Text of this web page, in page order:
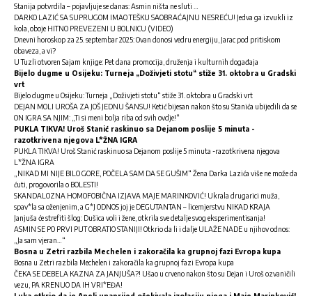
Stanija potvrdila – pojavljuje se danas: Asmin ništa ne sluti …
DARKO LAZIĆ SA SUPRUGOM IMAO TEŠKU SAOBRAĆAJNU NESREĆU! Jedva ga izvukli iz
kola, oboje HITNO PREVEZENI U BOLNICU (VIDEO)
Dnevni horoskop za 25. septembar 2025: Ovan donosi vedru energiju, Jarac pod pritiskom
obaveza, a vi?
U Tuzli otvoren Sajam knjige: Pet dana promocija, druženja i kulturnih događaja
Bijelo dugme u Osijeku: Turneja „Doživjeti stotu“ stiže 31. oktobra u Gradski
vrt
Bijelo dugme u Osijeku: Turneja „Doživjeti stotu“ stiže 31. oktobra u Gradski vrt
DEJAN MOLI UROŠA ZA JOŠ JEDNU ŠANSU! Ketić bijesan nakon što su Stanića ubijedili da se
ON IGRA SA NJIM: „Ti si meni bolja riba od svih ovdje!“
PUKLA TIKVA! Uroš Stanić raskinuo sa Dejanom poslije 5 minuta -
razotkrivena njegova L*ŽNA IGRA
PUKLA TIKVA! Uroš Stanić raskinuo sa Dejanom poslije 5 minuta -razotkrivena njegova
L*ŽNA IGRA
„NIKAD MI NIJE BILO GORE, POČELA SAM DA SE GUŠIM“ Žena Darka Lazića više ne može da
ćuti, progovorila o BOLESTI!
SKANDALOZNA HOMOFOBIČNA IZJAVA MAJE MARINKOVIĆ! Ukrala drugarici muža,
spav*la sa oženjenim, a G*J ODNOS joj je DEGUTANTAN – licemjerstvu NIKAD KRAJA
Janjuša će strefiti šlog: Dušica voli i žene, otkrila sve detalje svog eksperimentisanja!
ASMIN SE PO PRVI PUT OBRATIO STANIJI! Otkrio da li i dalje ULAŽE NADE u njihov odnos:
„Ja sam vjeran…“
Bosna u Zetri razbila Mechelen i zakoračila ka grupnoj fazi Evropa kupa
Bosna u Zetri razbila Mechelen i zakoračila ka grupnoj fazi Evropa kupa
ČEKA SE DEBELA KAZNA ZA JANJUŠA?! Ušao u crveno nakon što su Dejan i Uroš ozvaničili
vezu, PA KRENUO DA IH VRI*EĐA!